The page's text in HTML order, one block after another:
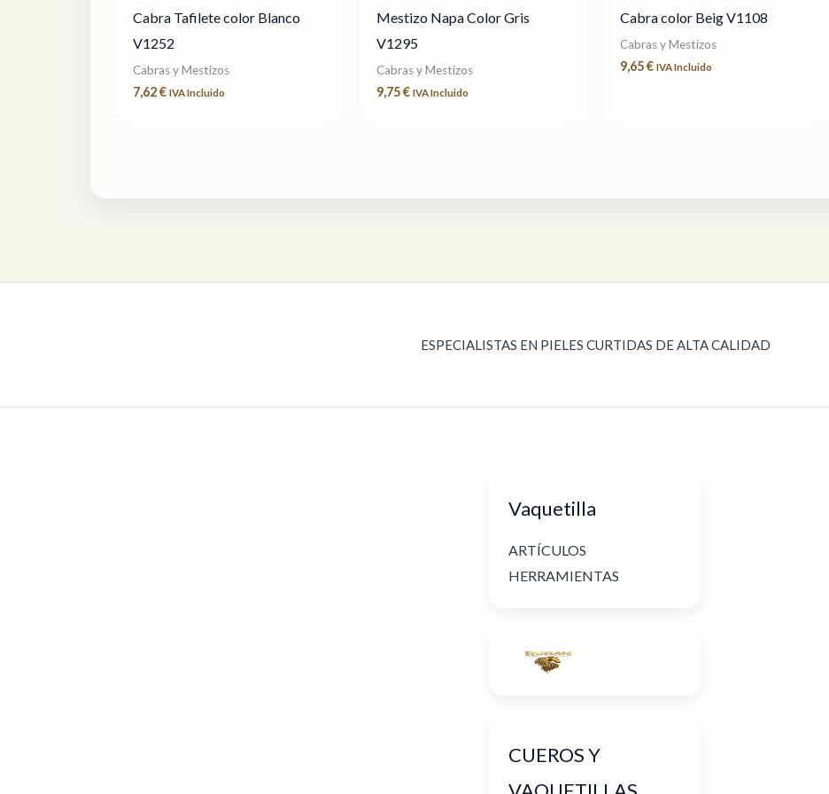
Cabra Tafilete color Blanco
V1252
Cabras y Mestizos
7,62€ IVA Incluido
Mestizo Napa Color Gris
V1295
Cabras y Mestizos
9,75€ IVA Incluido
Cabra color Beig V1108
Cabras y Mestizos
9,65€ IVA Incluido
ESPECIALISTAS EN PIELES CURTIDAS DE ALTA CALIDAD
Vaquetilla
ARTÍCULOS
HERRAMIENTAS
CUEROS Y